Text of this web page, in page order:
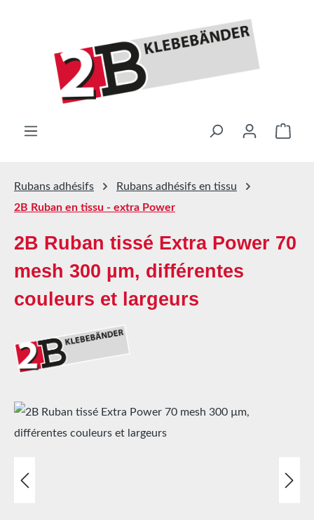
Le
Rubans adhésifs
Rubans adhésifs en tissu
2B Ruban en tissu - extra Power
2B Ruban tissé Extra Power 70
mesh 300 µm, différentes
couleurs et largeurs
Ignorer la galerie d'images